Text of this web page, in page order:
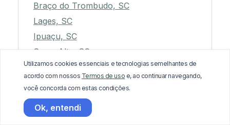
Braço do Trombudo, SC
Lages, SC
Ipuaçu, SC
Serra Alta, SC
São Joaquim, SC
São João Batista, SC
Bela Vista do Toldo, SC
Utilizamos cookies essenciais e tecnologias semelhantes de
acordo com nossos Termos de uso e, ao continuar navegando,
você concorda com estas condições.
Ok, entendi